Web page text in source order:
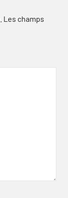
Les champs